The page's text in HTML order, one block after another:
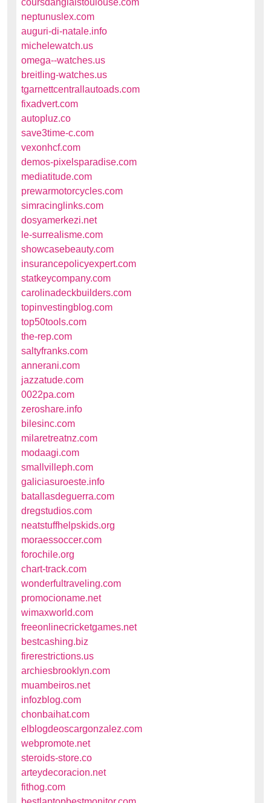
coursdanglaistoulouse.com
neptunuslex.com
auguri-di-natale.info
michelewatch.us
omega--watches.us
breitling-watches.us
tgarnettcentrallautoads.com
fixadvert.com
autopluz.co
save3time-c.com
vexonhcf.com
demos-pixelsparadise.com
mediatitude.com
prewarmotorcycles.com
simracinglinks.com
dosyamerkezi.net
le-surrealisme.com
showcasebeauty.com
insurancepolicyexpert.com
statkeycompany.com
carolinadeckbuilders.com
topinvestingblog.com
top50tools.com
the-rep.com
saltyfranks.com
annerani.com
jazzatude.com
0022pa.com
zeroshare.info
bilesinc.com
milaretreatnz.com
modaagi.com
smallvilleph.com
galiciasuroeste.info
batallasdeguerra.com
dregstudios.com
neatstuffhelpskids.org
moraessoccer.com
forochile.org
chart-track.com
wonderfultraveling.com
promocioname.net
wimaxworld.com
freeonlinecricketgames.net
bestcashing.biz
firerestrictions.us
archiesbrooklyn.com
muambeiros.net
infozblog.com
chonbaihat.com
elblogdeoscargonzalez.com
webpromote.net
steroids-store.co
arteydecoracion.net
fithog.com